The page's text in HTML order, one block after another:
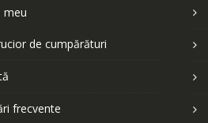
meu
de cumpărături
frecvente